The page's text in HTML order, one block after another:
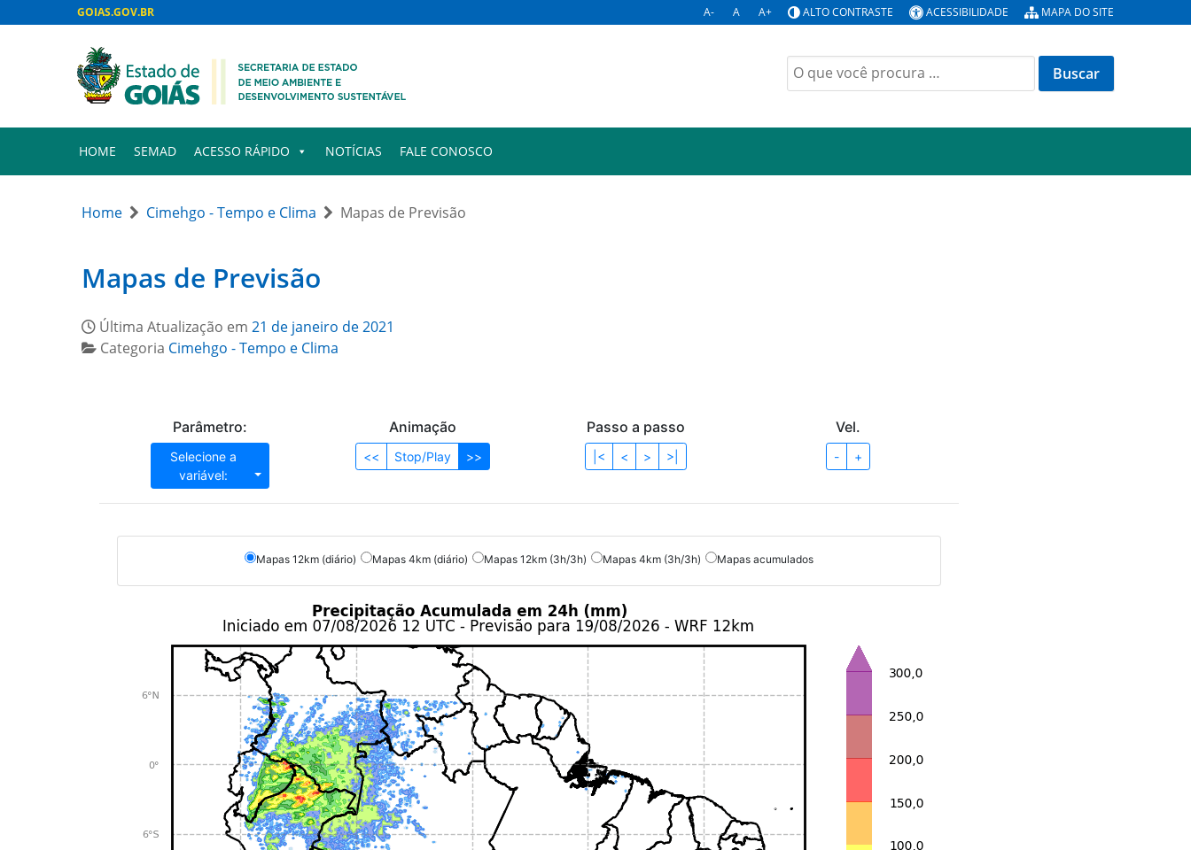
GOIAS.GOV.BR A- A A+ ALTO CONTRASTE ACESSIBILIDADE MAPA DO SITE
Buscar
por:
HOME SEMAD ACESSO RÁPIDO NOTÍCIAS FALE CONOSCO
Home Cimehgo - Tempo e Clima Mapas de Previsão
Mapas de Previsão
Última Atualização em 21 de janeiro de 2021
Categoria Cimehgo - Tempo e Clima